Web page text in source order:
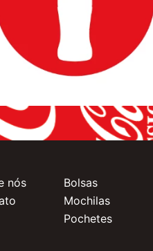
nós
Bolsas
Mochilas
Pochetes